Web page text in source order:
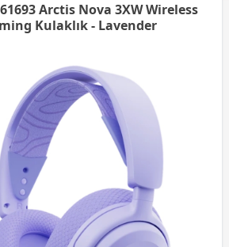
Arctis Nova 3XW Wireless
Kulaklık - Lavender